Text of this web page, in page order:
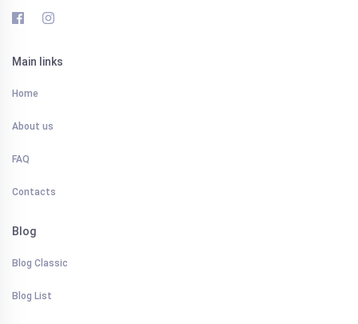
Main links
Home
About us
FAQ
Contacts
Blog
Blog Classic
Blog List